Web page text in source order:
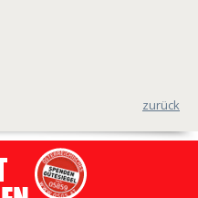
zurück